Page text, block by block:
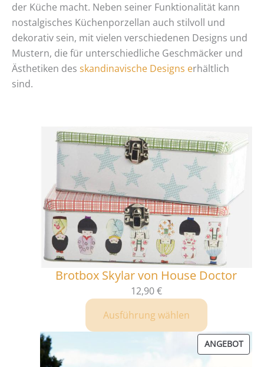
der Küche macht. Neben seiner Funktionalität kann
nostalgisches Küchenporzellan auch stilvoll und
dekorativ sein, mit vielen verschiedenen Designs und
Mustern, die für unterschiedliche Geschmäcker und
Ästhetiken des skandinavische Designs erhältlich
sind.
Brotbox Skylar von House Doctor
12,90€
Ausführung wählen
ANGEBOT
IM